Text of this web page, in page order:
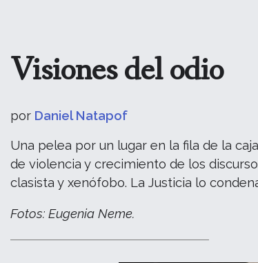
Visiones del odio
por Daniel Natapof
Una pelea por un lugar en la fila de la
de violencia y crecimiento de los
clasista y xenófobo. La Justicia lo
Fotos: Eugenia Neme.